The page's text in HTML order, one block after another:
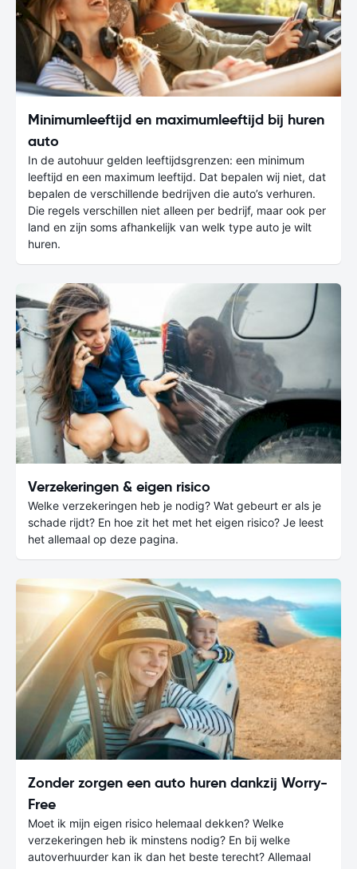
Minimumleeftijd en maximumleeftijd bij huren
auto
In de autohuur gelden leeftijdsgrenzen: een minimum
leeftijd en een maximum leeftijd. Dat bepalen wij niet, dat
bepalen de verschillende bedrijven die auto’s verhuren.
Die regels verschillen niet alleen per bedrijf, maar ook per
land en zijn soms afhankelijk van welk type auto je wilt
huren.
Verzekeringen & eigen risico
Welke verzekeringen heb je nodig? Wat gebeurt er als je
schade rijdt? En hoe zit het met het eigen risico? Je leest
het allemaal op deze pagina.
Zonder zorgen een auto huren dankzij Worry-
Free
Moet ik mijn eigen risico helemaal dekken? Welke
verzekeringen heb ik minstens nodig? En bij welke
autoverhuurder kan ik dan het beste terecht? Allemaal